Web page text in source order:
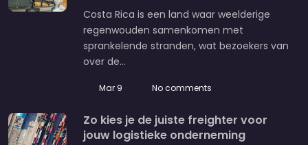
Costa Rica is een land waar weelderige
regenwouden samenkomen met
sprankelende stranden, wat bezoekers van
over de…
Mar 9 No comments
Zo kies je de juiste freighter voor
jouw logistieke onderneming